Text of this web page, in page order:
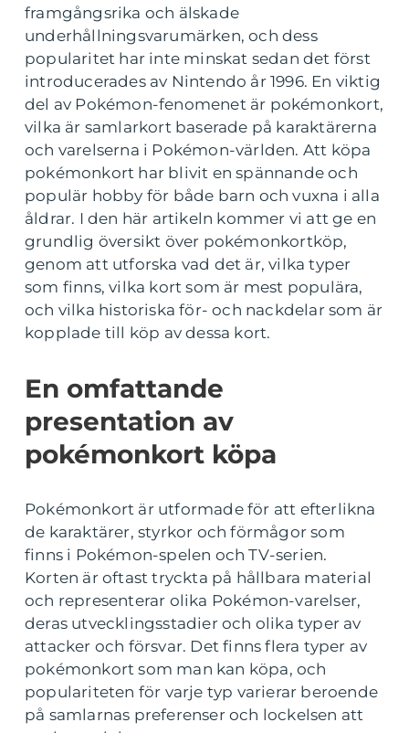
framgångsrika och älskade
underhållningsvarumärken, och dess
popularitet har inte minskat sedan det först
introducerades av Nintendo år 1996. En viktig
del av Pokémon-fenomenet är pokémonkort,
vilka är samlarkort baserade på karaktärerna
och varelserna i Pokémon-världen. Att köpa
pokémonkort har blivit en spännande och
populär hobby för både barn och vuxna i alla
åldrar. I den här artikeln kommer vi att ge en
grundlig översikt över pokémonkortköp,
genom att utforska vad det är, vilka typer
som finns, vilka kort som är mest populära,
och vilka historiska för- och nackdelar som är
kopplade till köp av dessa kort.
En omfattande
presentation av
pokémonkort köpa
Pokémonkort är utformade för att efterlikna
de karaktärer, styrkor och förmågor som
finns i Pokémon-spelen och TV-serien.
Korten är oftast tryckta på hållbara material
och representerar olika Pokémon-varelser,
deras utvecklingsstadier och olika typer av
attacker och försvar. Det finns flera typer av
pokémonkort som man kan köpa, och
populariteten för varje typ varierar beroende
på samlarnas preferenser och lockelsen att